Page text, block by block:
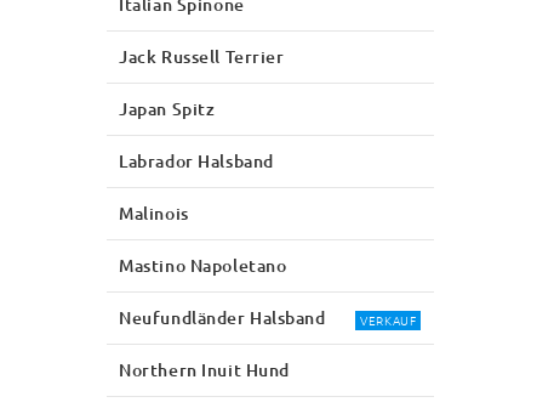
Jack Russell Terrier
Japan Spitz
Labrador Halsband
Malinois
Mastino Napoletano
Neufundländer Halsband VERKAUF
Northern Inuit Hund